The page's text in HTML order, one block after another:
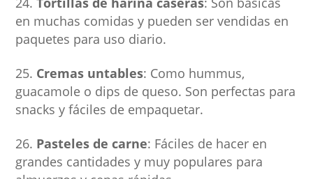
en muchas comidas y pueden ser vendidas en
paquetes para uso diario.
Cremas untables: Como hummus,
guacamole o dips de queso. Son perfectas para
snacks y fáciles de empaquetar.
Pasteles de carne: Fáciles de hacer en
grandes cantidades y muy populares para